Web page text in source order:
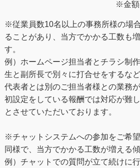
※金額
※従業員数10名以上の事務所様の場
ることがあり、当方でかかる工数も
す。
例）ホームページ担当者とチラシ制
生と副所長で別々に打合せをするなど
代表者とは別のご担当者様との業務
初設定をしている報酬では対応が難
とさせていただいております。
※チャットシステムへの参加をご希
同様で、当方でかかる工数が増える
例）チャットでの質問が立て続けに